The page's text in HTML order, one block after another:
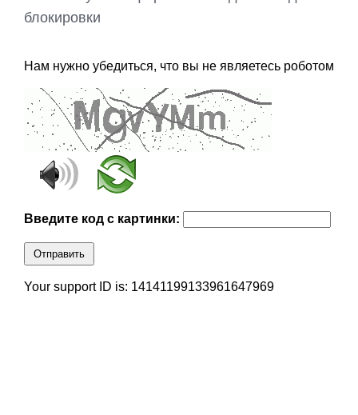
блокировки
Нам нужно убедиться, что вы не являетесь роботом
Введите код с картинки:
Отправить
Your support ID is: 14141199133961647969